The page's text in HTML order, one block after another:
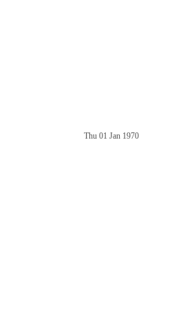
Thu 01 Jan 1970